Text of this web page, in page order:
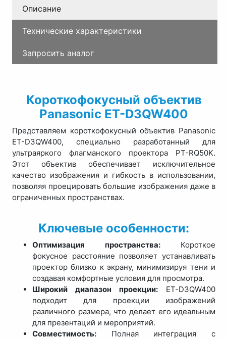
Описание
Технические характеристики
Запросить аналог
Короткофокусный объектив
Panasonic ET-D3QW400
Представляем короткофокусный объектив Panasonic
ET-D3QW400, специально разработанный для
ультраяркого флагманского проектора PT-RQ50K.
Этот объектив обеспечивает исключительное
качество изображения и гибкость в использовании,
позволяя проецировать большие изображения даже в
ограниченных пространствах.
Ключевые особенности:
Оптимизация пространства:Короткое
фокусное расстояние позволяет устанавливать
проектор близко к экрану, минимизируя тени и
создавая комфортные условия для просмотра.
Широкий диапазон проекции: ET-D3QW400
подходит для проекции изображений
различного размера, что делает его идеальным
для презентаций и мероприятий.
Совместимость:Полная интеграция с